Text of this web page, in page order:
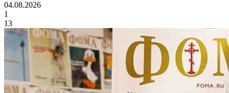
04.08.2026
1
13